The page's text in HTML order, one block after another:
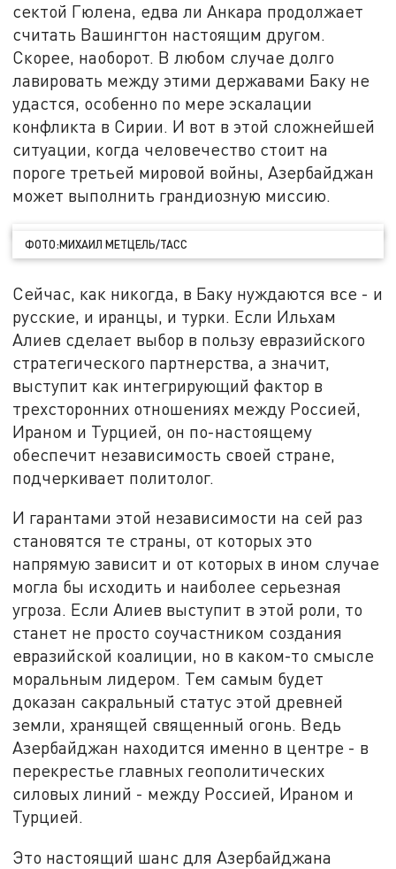
сектой Гюлена, едва ли Анкара продолжает
считать Вашингтон настоящим другом.
Скорее, наоборот. В любом случае долго
лавировать между этими державами Баку не
удастся, особенно по мере эскалации
конфликта в Сирии. И вот в этой сложнейшей
ситуации, когда человечество стоит на
пороге третьей мировой войны, Азербайджан
может выполнить грандиозную миссию.
ФОТО:МИХАИЛ МЕТЦЕЛЬ/ТАСС
Сейчас, как никогда, в Баку нуждаются все - и
русские, и иранцы, и турки. Если Ильхам
Алиев сделает выбор в пользу евразийского
стратегического партнерства, а значит,
выступит как интегрирующий фактор в
трехсторонних отношениях между Россией,
Ираном и Турцией, он по-настоящему
обеспечит независимость своей стране,
подчеркивает политолог.
И гарантами этой независимости на сей раз
становятся те страны, от которых это
напрямую зависит и от которых в ином случае
могла бы исходить и наиболее серьезная
угроза. Если Алиев выступит в этой роли, то
станет не просто соучастником создания
евразийской коалиции, но в каком-то смысле
моральным лидером. Тем самым будет
доказан сакральный статус этой древней
земли, хранящей священный огонь. Ведь
Азербайджан находится именно в центре - в
перекрестье главных геополитических
силовых линий - между Россией, Ираном и
Турцией.
Это настоящий шанс для Азербайджана